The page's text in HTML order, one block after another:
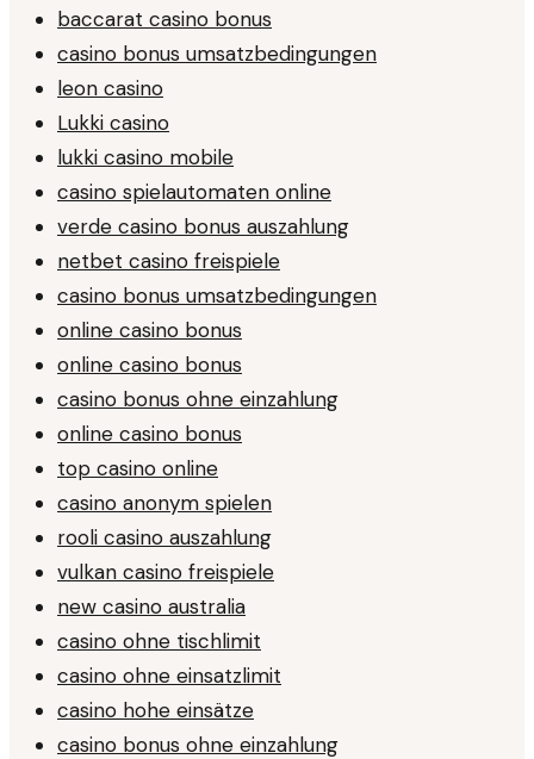
baccarat casino bonus
casino bonus umsatzbedingungen
leon casino
Lukki casino
lukki casino mobile
casino spielautomaten online
verde casino bonus auszahlung
netbet casino freispiele
casino bonus umsatzbedingungen
online casino bonus
online casino bonus
casino bonus ohne einzahlung
online casino bonus
top casino online
casino anonym spielen
rooli casino auszahlung
vulkan casino freispiele
new casino australia
casino ohne tischlimit
casino ohne einsatzlimit
casino hohe einsätze
casino bonus ohne einzahlung